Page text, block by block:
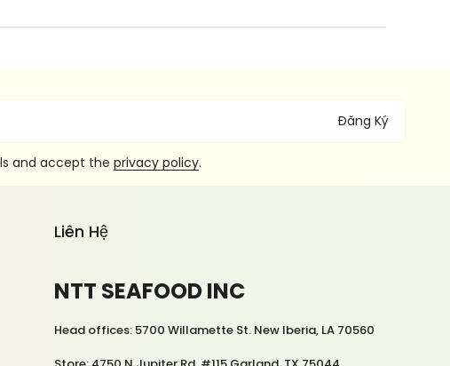
Đăng Ký
and accept the privacy policy.
Liên Hệ
NTT SEAFOOD INC
Head offices: 5700 Willamette St. New Iberia, LA 70560